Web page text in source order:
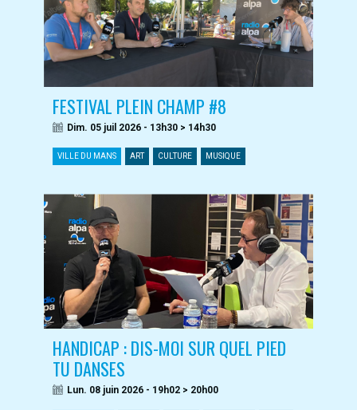
FESTIVAL PLEIN CHAMP #8
Dim. 05 juil 2026 - 13h30 > 14h30
VILLE DU MANS ART CULTURE MUSIQUE
HANDICAP : DIS-MOI SUR QUEL PIED
TU DANSES
Lun. 08 juin 2026 - 19h02 > 20h00